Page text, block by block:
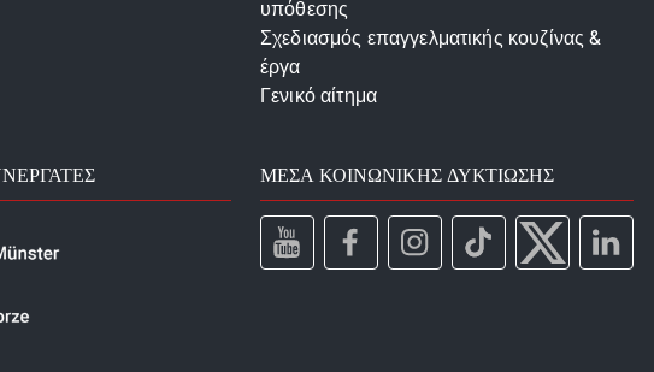
υπόθεσης
Σχεδιασμός επαγγελματικής κουζίνας &
έργα
Γενικό αίτημα
ΜΈΣΑ ΚΟΙΝΩΝΙΚΉΣ ΔΥΚΤΊΩΣΗΣ